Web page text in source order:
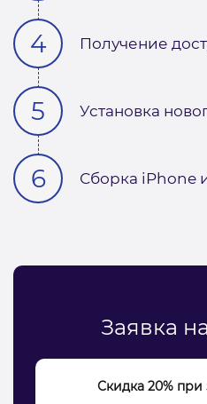
Получение
Установка
Сборка iPhone
Заявка
Скидка 20% при